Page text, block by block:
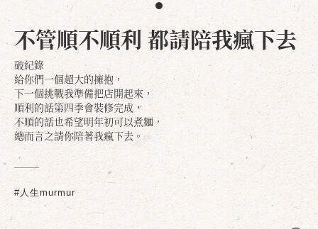
不管順不順利 都請陪我瘋下去
破紀錄
給你們一個超大的擁抱，
下一個挑戰我準備把店開起來，
順利的話第四季會裝修完成，
不順的話也希望明年初可以煮麵，
總而言之請你陪著我瘋下去。
#人生murmur